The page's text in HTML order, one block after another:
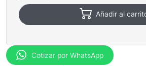
Añadir al
Cotizar por WhatsApp